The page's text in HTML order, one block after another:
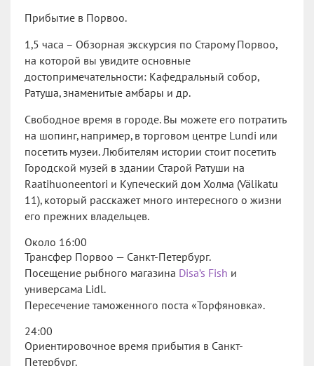
Прибытие в Порвоо.
1,5 часа – Обзорная экскурсия по Старому Порвоо,
на которой вы увидите основные
достопримечательности: Кафедральный собор,
Ратуша, знаменитые амбары и др.
Свободное время в городе. Вы можете его потратить
на шопинг, например, в торговом центре Lundi или
посетить музеи. Любителям истории стоит посетить
Городской музей в здании Старой Ратуши на
Raatihuoneentori и Купеческий дом Холма (Välikatu
11), который расскажет много интересного о жизни
его прежних владельцев.
Около 16:00
Трансфер Порвоо — Санкт-Петербург.
Посещение рыбного магазина Disa’s Fish и
универсама Lidl.
Пересечение таможенного поста «Торфяновка».
24:00
Ориентировочное время прибытия в Санкт-
Петербург.